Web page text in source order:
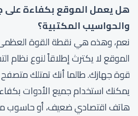
هل يعمل الموقع بكفاءة على
والحواسيب المكتبية؟
نعم، وهذه هي نقطة القوة
الموقع لا يكترث إطلاقاً لنوع نظام
قوة جهازك. طالما أنك تمتلك
يمكنك استخدام جميع الأدوات
هاتف اقتصادي ضعيف، أو حاسوب